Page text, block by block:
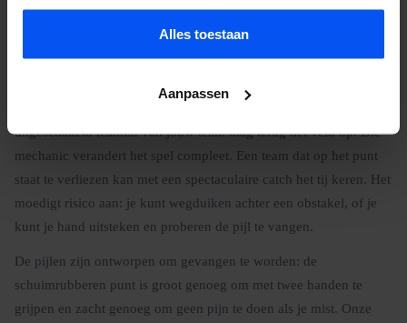
Alles toestaan
Aanpassen
Het element dat archery tag onderscheidt van elk ander schietspel
uitgeschakeld teamlid van jouw team mag terug het veld op. Die
mechanic verandert het spel compleet. Een team dat op het punt
staat te verliezen kan met een spectaculaire catch het tij keren. Het
moedigt risico aan: je kunt wegduiken achter een obstakel, of je
kunt je hand uitsteken en proberen de pijl te vangen.
De pijlen zijn ontworpen om gevangen te worden: de
schuimrubberen punt is groot genoeg om met twee handen te
grijpen en zacht genoeg om geen pijn te doen als je mist. Onze